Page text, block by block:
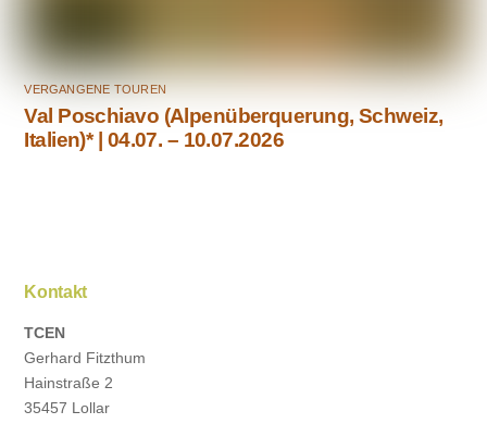
VERGANGENE TOUREN
Val Poschiavo (Alpenüberquerung, Schweiz,
Italien)* | 04.07. – 10.07.2026
Kontakt
TCEN
Gerhard Fitzthum
Hainstraße 2
35457 Lollar